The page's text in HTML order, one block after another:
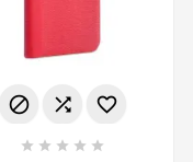
  
    